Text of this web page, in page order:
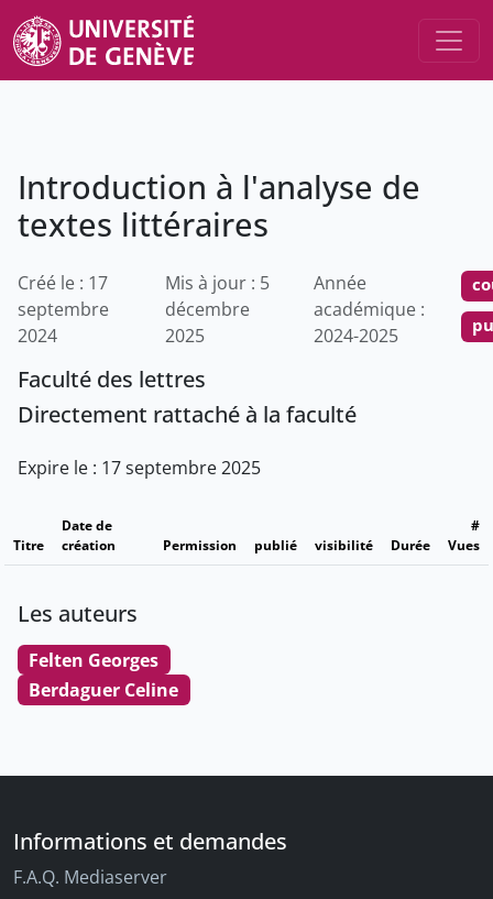
Introduction à l'analyse de
textes littéraires
Créé le : 17
septembre
2024
Mis à jour : 5
décembre
2025
Année
académique :
2024-2025
Faculté des lettres
Directement rattaché à la faculté
Expire le : 17 septembre 2025
Titre
Date de
création
Permission publié visibilité Durée
#
Vues
Les auteurs
Felten Georges
Berdaguer Celine
Informations et demandes
F.A.Q. Mediaserver